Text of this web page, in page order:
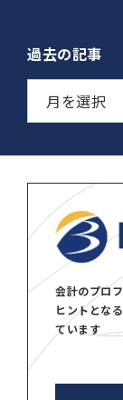
過去の記事
会計のプロ
ヒントとな
ています